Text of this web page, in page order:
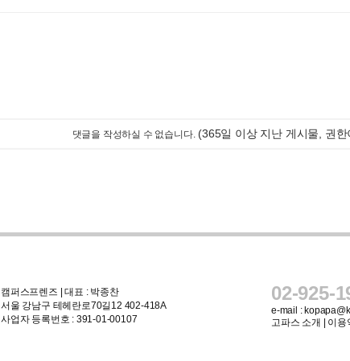
댓글을 작성하실 수 없습니다. (365일 이상 지난 게시물, 권
캠퍼스프렌즈 | 대표 : 박종찬
서울 강남구 테헤란로70길12 402-418A
사업자 등록번호 : 391-01-00107
02-925-
e-mail :
고파스 소개
이용